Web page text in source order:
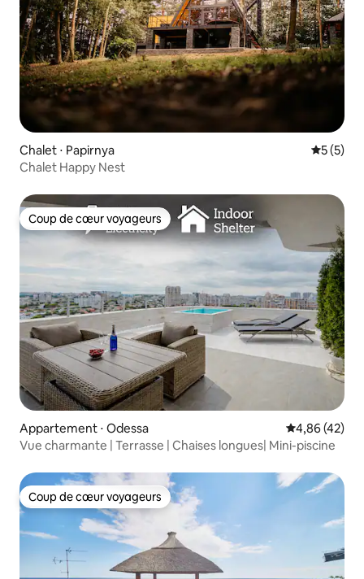
Chalet ⋅ Papirnya
5 (5)
Chalet Happy Nest
Coup de cœur voyageurs
Coup de cœur voyageurs
Appartement ⋅ Odessa Évaluation
4,86 (42)
Vue charmante | Terrasse | Chaises longues| Mini-piscine
Coup de cœur voyageurs
Coup de cœur voyageurs